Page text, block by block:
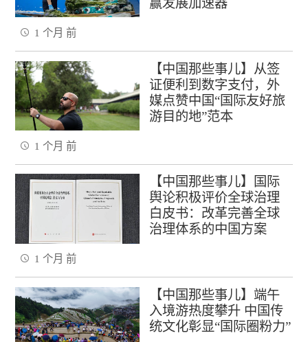
赢发展加速器
1 个月 前
【中国那些事儿】从签
证便利到数字支付，外
媒点赞中国“国际友好旅
游目的地”范本
1 个月 前
【中国那些事儿】国际
舆论积极评价全球治理
白皮书：改革完善全球
治理体系的中国方案
1 个月 前
【中国那些事儿】端午
入境游热度攀升 中国传
统文化彰显“国际圈粉力”